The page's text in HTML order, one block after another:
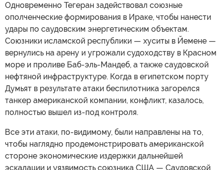
Одновременно Тегеран задействовал союзные
ополченческие формирования в Ираке, чтобы нанести
удары по саудовским энергетическим объектам.
Союзники исламской республики — хуситы в Йемене —
вернулись на арену и угрожали судоходству в Красном
море и проливе Баб-эль-Мандеб, а также саудовской
нефтяной инфраструктуре. Когда в египетском порту
Думьят в результате атаки беспилотника загорелся
танкер американской компании, конфликт, казалось,
полностью вышел из-под контроля.
Все эти атаки, по-видимому, были направлены на то,
чтобы наглядно продемонстрировать американской
стороне экономические издержки дальнейшей
эскалации и уязвимость союзника США — Саудовской